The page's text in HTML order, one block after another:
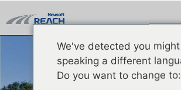
新闻中
We've detected you
speaking a different
Do you want to change to: